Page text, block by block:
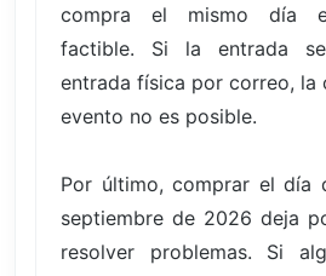
compra el mismo día
factible. Si la entrada
entrada física por correo, la
evento no es posible.
Por último, comprar el día
septiembre de 2026 deja
resolver problemas. Si